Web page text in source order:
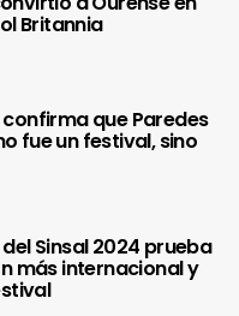
Britannia
que Paredes
fue un festival, sino
Sinsal 2024 prueba
más internacional y